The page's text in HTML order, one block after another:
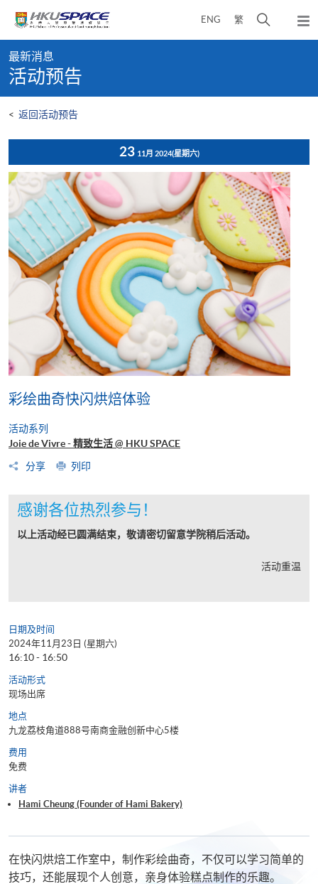
content
ENG 繁
开
弹
出
content
start
最新消息
活动预告
< 返回活动预告
23 11月 2024(星期六)
彩绘曲奇快闪烘焙体验
活动系列
Joie de Vivre - 精致生活 @ HKU SPACE
分享
列印
感谢各位热烈参与！
以上活动经已圆满结束，敬请密切留意学院稍后活动。
活动重温
日期及时间
2024年11月23日 (星期六)
16:10 - 16:50
活动形式
现场出席
地点
九龙荔枝角道888号南商金融创新中心5楼
费用
免费
讲者
Hami Cheung (Founder of Hami Bakery)
在快闪烘焙工作室中，制作彩绘曲奇，不仅可以学习简单的
技巧，还能展现个人创意，亲身体验糕点制作的乐趣。